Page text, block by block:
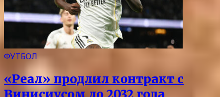
ФУТБОЛ
«Реал» продлил контракт с